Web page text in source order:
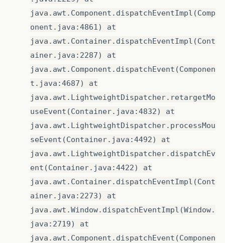
java.awt.Component.dispatchEventImpl(Comp
onent.java:4861) at
java.awt.Container.dispatchEventImpl(Cont
ainer.java:2287) at
java.awt.Component.dispatchEvent(Componen
t.java:4687) at
java.awt.LightweightDispatcher.retargetMo
useEvent(Container.java:4832) at
java.awt.LightweightDispatcher.processMou
seEvent(Container.java:4492) at
java.awt.LightweightDispatcher.dispatchEv
ent(Container.java:4422) at
java.awt.Container.dispatchEventImpl(Cont
ainer.java:2273) at
java.awt.Window.dispatchEventImpl(Window.
java:2719) at
java.awt.Component.dispatchEvent(Componen